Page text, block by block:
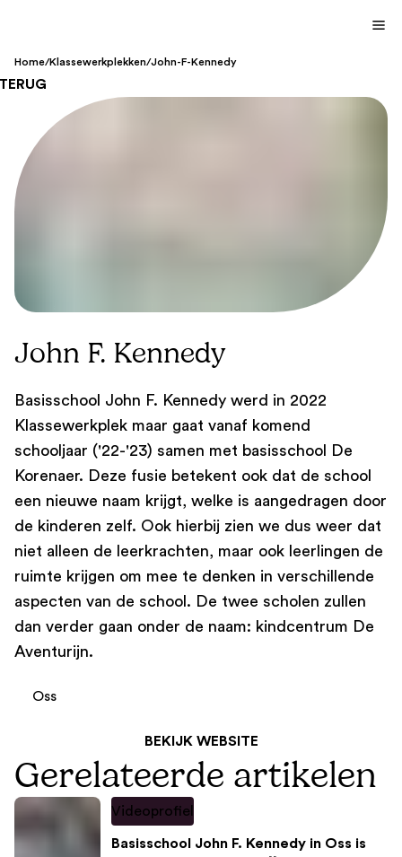
Home/Klassewerkplekken/John-F-Kennedy
John F. Kennedy
Basisschool John F. Kennedy werd in 2022
Klassewerkplek maar gaat vanaf komend
schooljaar ('22-'23) samen met basisschool De
Korenaer. Deze fusie betekent ook dat de school
een nieuwe naam krijgt, welke is aangedragen door
de kinderen zelf. Ook hierbij zien we dus weer dat
niet alleen de leerkrachten, maar ook leerlingen de
ruimte krijgen om mee te denken in verschillende
aspecten van de school. De twee scholen zullen
dan verder gaan onder de naam: kindcentrum De
Aventurijn.
Oss
BEKIJK WEBSITE
Gerelateerde artikelen
Videoprofiel
Basisschool John F. Kennedy in Oss is